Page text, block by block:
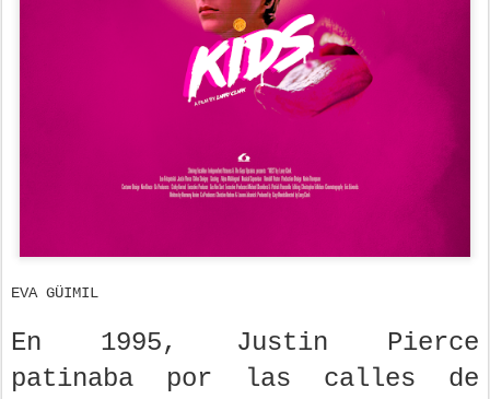
EVA GÜIMIL
En 1995, Justin Pierce
patinaba por las calles de